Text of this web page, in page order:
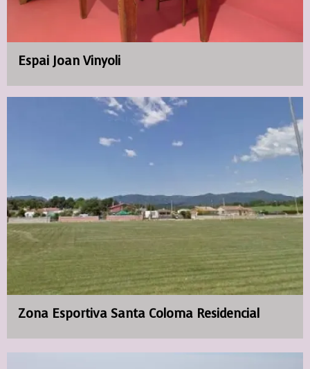
Espai Joan Vinyoli
Zona Esportiva Santa Coloma Residencial